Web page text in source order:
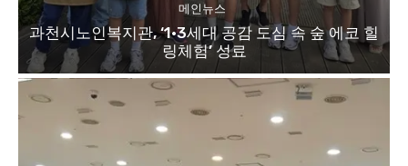
메인뉴스
과천시노인복지관, ‘1·3세대 공감 도심 속 숲 에코 힐
링체험’ 성료